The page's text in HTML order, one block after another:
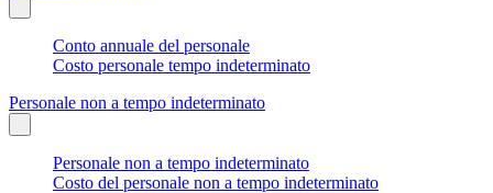
Conto annuale del personale
Costo personale tempo indeterminato
Personale non a tempo indeterminato
Personale non a tempo indeterminato
Costo del personale non a tempo indeterminato